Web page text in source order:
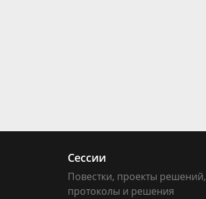
Сессии
Повестки, проекты решений,
протоколы и решения